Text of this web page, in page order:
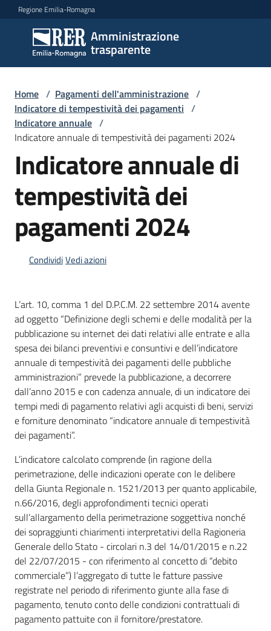
Vai al contenuto
Vai alla navigazione
Vai al footer
Regione Emilia-Romagna
Amministrazione
trasparente
Amministrazione
trasparente
Sottosezioni
Accesso
Home / Pagamenti dell'amministrazione /
Indicatore di tempestività dei pagamenti /
Indicatore annuale /
Indicatore annuale di tempestività dei pagamenti 2024
Indicatore annuale di
tempestività dei
pagamenti 2024
CondividiVedi azioni
L’art. 10, comma 1 del D.P.C.M. 22 settembre 2014 avente
ad oggetto “Definizione degli schemi e delle modalità per la
pubblicazione su internet dei dati relativi alle entrate e alla
spesa dei bilanci preventivi e consuntivi e dell’indicatore
annuale di tempestività dei pagamenti delle pubbliche
amministrazioni” prevede la pubblicazione, a decorrere
dall’anno 2015 e con cadenza annuale, di un indicatore dei
tempi medi di pagamento relativi agli acquisti di beni, servizi
e forniture denominato “indicatore annuale di tempestività
dei pagamenti”.
L’indicatore calcolato comprende (in ragione della
perimetrazione, delle indicazioni operate con le delibere
della Giunta Regionale n. 1521/2013 per quanto applicabile,
n.66/2016, degli approfondimenti tecnici operati
sull’allargamento della perimetrazione soggettiva nonché
dei sopraggiunti chiarimenti interpretativi della Ragioneria
Generale dello Stato - circolari n.3 del 14/01/2015 e n.22
del 22/07/2015 - con riferimento al concetto di “debito
commerciale”) l’aggregato di tutte le fatture passive
registrate nel periodo di riferimento giunte alla fase di
pagamento, tenuto conto delle condizioni contrattuali di
pagamento pattuite con il fornitore/prestatore.